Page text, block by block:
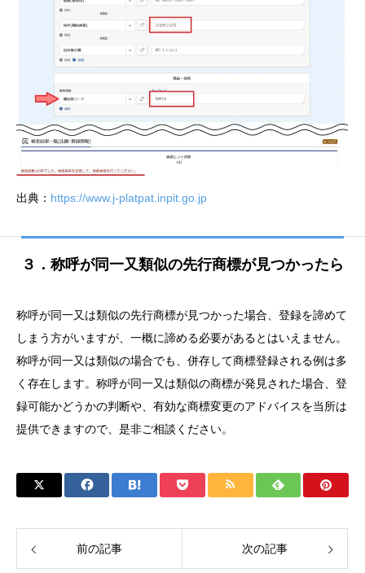
出典： https://www.j-platpat.inpit.go.jp
３．称呼が同一又類似の先行商標が見つかったら
称呼が同一又は類似の先行商標が見つかった場合、登録を諦めて
しまう方がいますが、一概に諦める必要があるとはいえません。
称呼が同一又は類似の場合でも、併存して商標登録される例は多
く存在します。称呼が同一又は類似の商標が発見された場合、登
録可能かどうかの判断や、有効な商標変更のアドバイスを当所は
提供できますので、是非ご相談ください。
前の記事 次の記事